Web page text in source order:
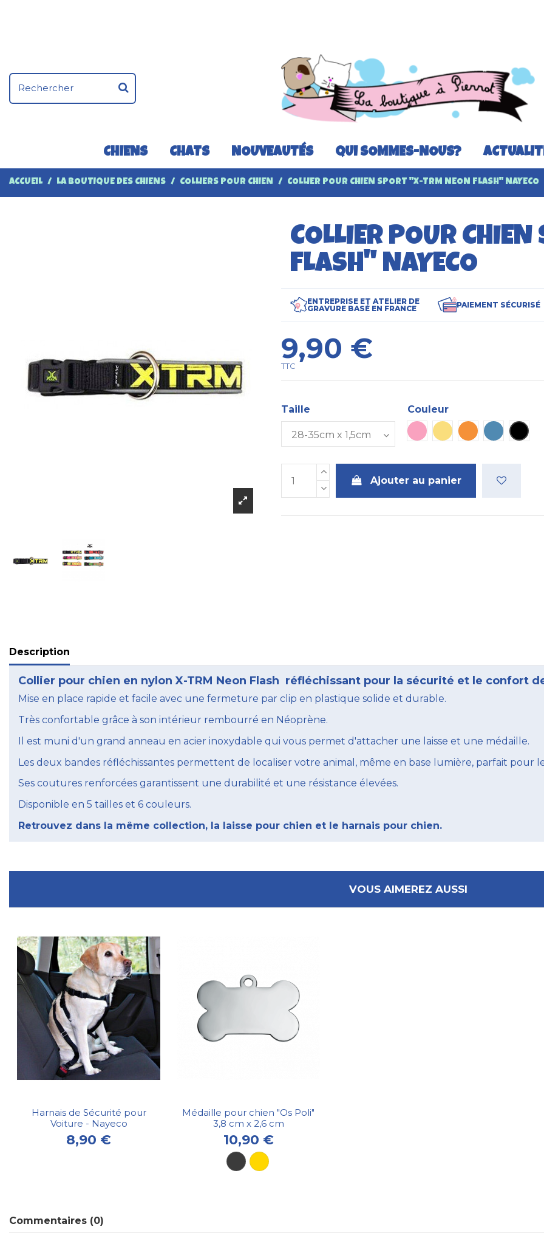
CHIENS CHATS NOUVEAUTÉS QUI SOMMES-NOUS?
ACCUEIL LA BOUTIQUE DES CHIENS COLLIERS POUR CHIEN COLLIER POUR CHIEN SPORT "X-TRM NEON FLASH" NAYECO
COLLIER POUR
FLASH" NAYECO
ENTREPRISE ET ATELIER DE
GRAVURE BASÉ EN FRANCE
PAIEMENT SÉCURISÉ
9,90 €
TTC
Taille
Couleur
Rose
Jaune OrangeBleu Noir
Ajouter au panier
Description
Collier pour chien en nylon X-TRM Neon Flash réfléchissant pour la sécurité et le confort
Mise en place rapide et facile avec une fermeture par clip en plastique solide et durable.
Très confortable grâce à son intérieur rembourré en Néoprène.
Il est muni d'un grand anneau en acier inoxydable qui vous permet d'attacher une laisse et une médaille.
Les deux bandes réfléchissantes permettent de localiser votre animal, même en base lumière, parfait pour
Ses coutures renforcées garantissent une durabilité et une résistance élevées.
Disponible en 5 tailles et 6 couleurs.
Retrouvez dans la même collection, la laisse pour chien et le harnais pour chien.
VOUS AIMEREZ AUSSI
Harnais de Sécurité pour
Voiture - Nayeco
8,90 €
Médaille pour chien "Os Poli"
3,8 cm x 2,6 cm
10,90 €
Commentaires (0)